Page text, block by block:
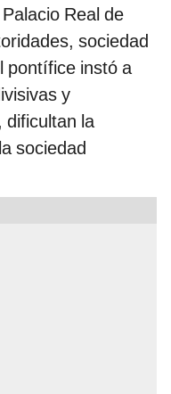
Real de
sociedad
pontífice instó a
y
dificultan la
sociedad